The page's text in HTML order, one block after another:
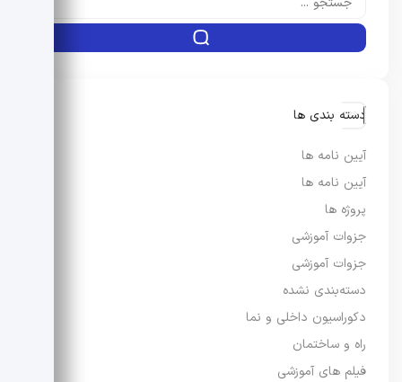
دسته بندی ها
آیین نامه ها
آیین نامه ها
پروژه ها
جزوات آموزشی
جزوات آموزشی
دسته‌بندی نشده
دکوراسیون داخلی و نما
راه و ساختمان
فیلم های آموزشی